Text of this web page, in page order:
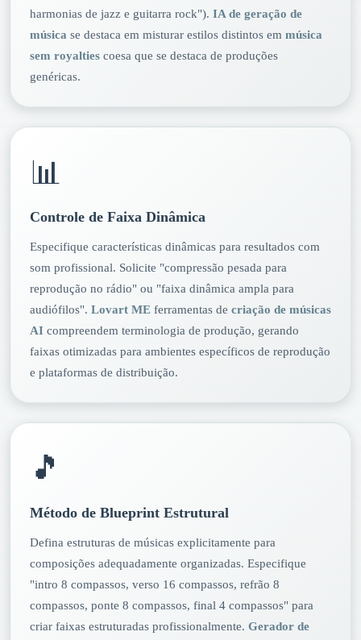
harmonias de jazz e guitarra rock"). IA de geração de
música se destaca em misturar estilos distintos em música
sem royalties coesa que se destaca de produções
genéricas.
📊
Controle de Faixa Dinâmica
Especifique características dinâmicas para resultados com
som profissional. Solicite "compressão pesada para
reprodução no rádio" ou "faixa dinâmica ampla para
audiófilos". Lovart ME ferramentas de criação de músicas
AI compreendem terminologia de produção, gerando
faixas otimizadas para ambientes específicos de reprodução
e plataformas de distribuição.
🎵
Método de Blueprint Estrutural
Defina estruturas de músicas explicitamente para
composições adequadamente organizadas. Especifique
"intro 8 compassos, verso 16 compassos, refrão 8
compassos, ponte 8 compassos, final 4 compassos" para
criar faixas estruturadas profissionalmente. Gerador de